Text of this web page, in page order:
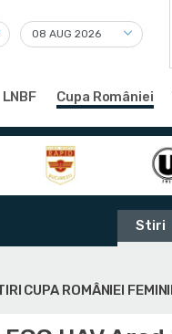
LNBF Cupa României
Stiri
CUPA ROMÂNIEI